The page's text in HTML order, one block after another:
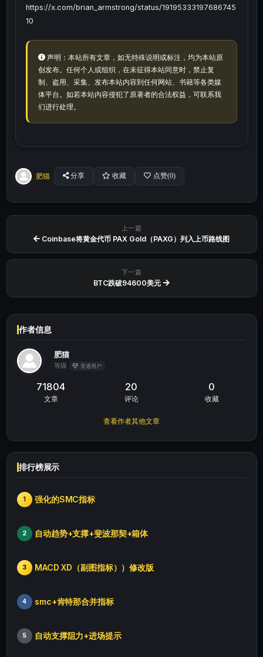
https://x.com/brian_armstrong/status/19195333197686745
10
声明：本站所有文章，如无特殊说明或标注，均为本站原
创发布。任何个人或组织，在未征得本站同意时，禁止复
制、盗用、采集、发布本站内容到任何网站、书籍等各类媒
体平台。如若本站内容侵犯了原著者的合法权益，可联系我
们进行处理。
肥猫 分享 收藏 点赞(0)
上一篇
Coinbase将黄金代币 PAX Gold（PAXG）列入上币路线图
下一篇
BTC跌破94600美元
作者信息
肥猫
等级 普通用户
71804
文章
20
评论
0
收藏
查看作者其他文章
排行榜展示
1 强化的SMC指标
2 自动趋势+支撑+斐波那契+箱体
3 MACD XD（副图指标））修改版
4 smc+肯特那合并指标
5 自动支撑阻力+进场提示